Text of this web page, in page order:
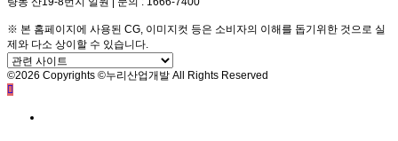
※ 본 홈페이지에 사용된 CG, 이미지컷 등은 소비자의 이해를 돕기위한 것으로 실
제와 다소 상이할 수 있습니다.
©2026 Copyrights ©누리산업개발 All Rights Reserved